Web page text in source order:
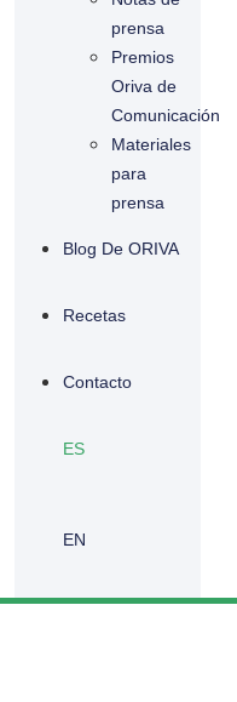
prensa
Premios
Oriva de
Comunicación
Materiales
para
prensa
Blog De ORIVA
Recetas
Contacto
ES
EN